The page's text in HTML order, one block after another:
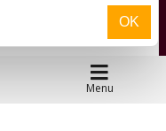
Menu
OK